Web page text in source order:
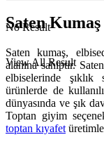
No Result
View All Result
Saten
Saten kumaş,
alanına sahiptir.
elbiselerinde
ürünlerde de
dünyasında ve şık
Toptan giyim
toptan kıyafet